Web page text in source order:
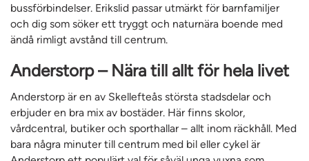
bussförbindelser. Erikslid passar utmärkt för barnfamiljer
och dig som söker ett tryggt och naturnära boende med
ändå rimligt avstånd till centrum.
Anderstorp – Nära till allt för hela livet
Anderstorp är en av Skellefteås största stadsdelar och
erbjuder en bra mix av bostäder. Här finns skolor,
vårdcentral, butiker och sporthallar – allt inom räckhåll. Med
bara några minuter till centrum med bil eller cykel är